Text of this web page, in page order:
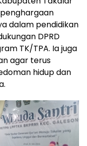
dalam pendidikan
DPRD
TK/TPA. Ia juga
agar terus
hidup dan